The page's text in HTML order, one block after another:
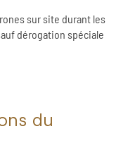
sur site durant les
dérogation spéciale
du